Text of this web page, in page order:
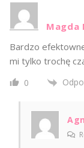
Magda
Bardzo
mi tylko trochę
0